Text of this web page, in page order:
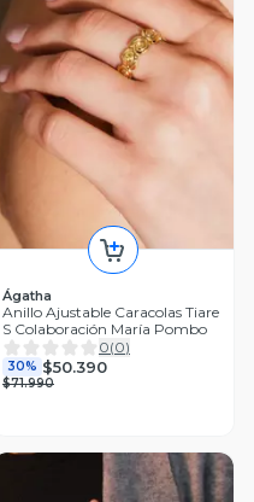
Ágatha
Anillo Ajustable Caracolas Tiare
S Colaboración María Pombo
0(0)
30% $50.390
$71.990